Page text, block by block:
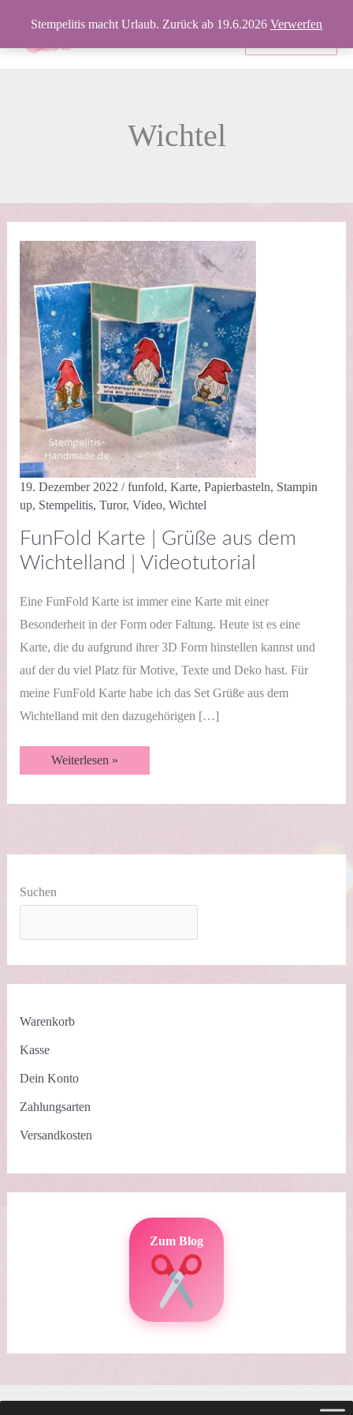
Stempelitis macht Urlaub. Zurück ab 19.6.2026 Verwerfen
springen
Produkte
Wichtel
19. Dezember 2022 /funfold, Karte, Papierbasteln, Stampin
up, Stempelitis, Turor, Video, Wichtel
FunFold Karte | Grüße aus dem
Wichtelland | Videotutorial
Eine FunFold Karte ist immer eine Karte mit einer
Besonderheit in der Form oder Faltung. Heute ist es eine
Karte, die du aufgrund ihrer 3D Form hinstellen kannst und
auf der du viel Platz für Motive, Texte und Deko hast. Für
meine FunFold Karte habe ich das Set Grüße aus dem
Wichtelland mit den dazugehörigen […]
FunFold
Karte
Weiterlesen »
Suchen
Warenkorb
Kasse
Dein Konto
Zahlungsarten
Versandkosten
Zum Blog